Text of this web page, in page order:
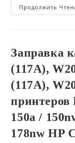
Продолжить
Заправка
(117A),
(117A),
принтеров
150a /
178nw HP